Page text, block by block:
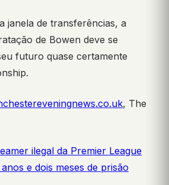
janela de transferências, a
de Bowen deve se
futuro quase certamente
, The
ilegal da Premier League
e dois meses de prisão